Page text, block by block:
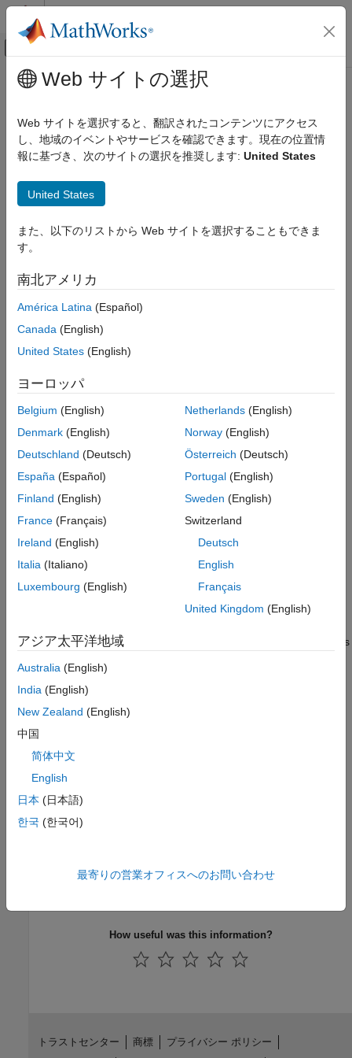
コンテンツへスキップ
オフキャンバス ナビゲーション メ
ドキュメンテーションのホーム
Simulink Supported Hardware
Arduino Hardware
Communication Protocols
CAN
Filter configuration
Description
Programmatic Use
Version History
メインコンテンツ
Filter configuration
Acceptance filter filtering criteria
Since R2024b
Hardware board settings / Target hardware resources / On-
board CAN properties
Description
Dependencies
To enable this property, in the Configuration Parameters dialog
box, setHardware board
Arduino Due
Teensy 4.0 (Arduino Compatible)
Teensy 4.1 (Arduino Compatible)
Arduino UNO R4 Wi-Fi
Settings
Allow all— Select this option to allow all messages from
the CAN mailboxes to pass through the acceptance filter.
Manual— Select this option to manually configure properties
and so on.
Programmatic Use
No programmatic use is available.
Version History
Introduced in R2024b
CAN Transmit | Pin Mapping for Arduino Timer-Independent
How useful was this information?
Web サイトの選択
Web サイトを選択すると、翻訳されたコンテンツにアクセス
し、地域のイベントやサービスを確認できます。現在の位置情
報に基づき、次のサイトの選択を推奨します: United States
United States
また、以下のリストから Web サイトを選択することもできま
す。
南北アメリカ
América Latina (Español)
Canada (English)
United States (English)
ヨーロッパ
Belgium (English)
Denmark (English)
Deutschland (Deutsch)
España (Español)
Finland (English)
France (Français)
Ireland (English)
Italia (Italiano)
Luxembourg (English)
Netherlands(English)
Norway(English)
Österreich (Deutsch)
Portugal(English)
Sweden (English)
Switzerland
Deutsch
English
Français
United Kingdom (English)
アジア太平洋地域
Australia (English)
India (English)
New Zealand (English)
中国
简体中文
English
日本 (日本語)
한국 (한국어)
最寄りの営業オフィスへのお問い合わせ
トラストセンター 商標 プライバシー ポリシー